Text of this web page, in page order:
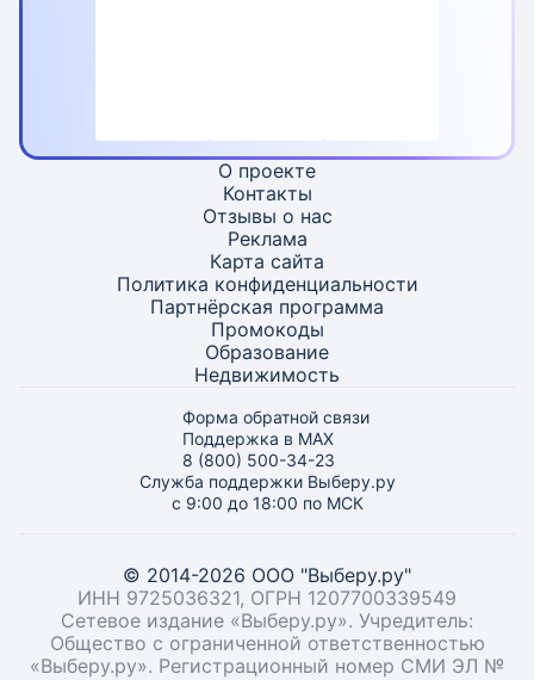
О проекте
Контакты
Отзывы о нас
Реклама
Карта сайта
Политика конфиденциальности
Партнёрская программа
Промокоды
Образование
Недвижимость
Форма обратной связи
Поддержка в MAX
8 (800) 500-34-23
Служба поддержки Выберу.ру
с 9:00 до 18:00 по МСК
© 2014-2026 ООО "Выберу.ру"
ИНН 9725036321, ОГРН 1207700339549
Сетевое издание «Выберу.ру». Учредитель:
Общество с ограниченной ответственностью
«Выберу.ру». Регистрационный номер СМИ ЭЛ №